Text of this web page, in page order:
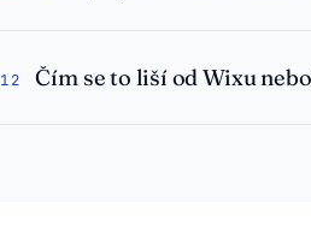
12 Čím se to liší od Wixu